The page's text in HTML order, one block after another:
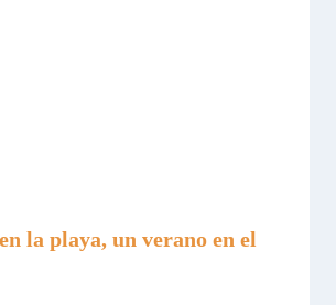
la playa, un verano en el